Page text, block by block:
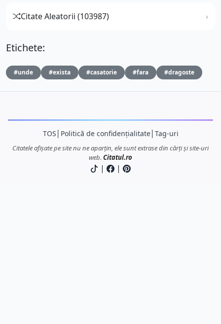
Citate Aleatorii (103987)
Etichete:
#unde #exista #casatorie #fara #dragoste
TOS Politică de confidențialitate│ Tag-uri
Citatele afișate pe site nu ne aparțin, ele sunt extrase din cărți și site-uri
web. Citatul.ro
| |